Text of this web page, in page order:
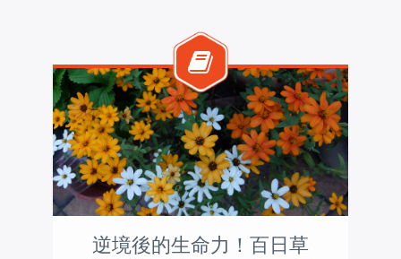
逆境後的生命力！百日草